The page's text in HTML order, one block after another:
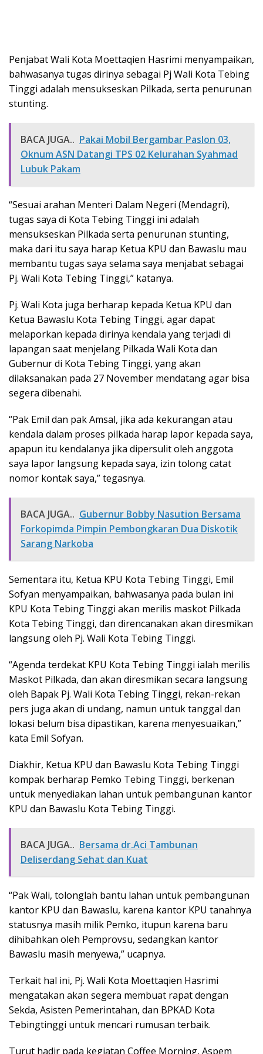
Penjabat Wali Kota Moettaqien Hasrimi menyampaikan,
bahwasanya tugas dirinya sebagai Pj Wali Kota Tebing
Tinggi adalah mensukseskan Pilkada, serta penurunan
stunting.
BACA JUGA.. Pakai Mobil Bergambar Paslon 03,
Oknum ASN Datangi TPS 02 Kelurahan Syahmad
Lubuk Pakam
“Sesuai arahan Menteri Dalam Negeri (Mendagri),
tugas saya di Kota Tebing Tinggi ini adalah
mensukseskan Pilkada serta penurunan stunting,
maka dari itu saya harap Ketua KPU dan Bawaslu mau
membantu tugas saya selama saya menjabat sebagai
Pj. Wali Kota Tebing Tinggi,” katanya.
Pj. Wali Kota juga berharap kepada Ketua KPU dan
Ketua Bawaslu Kota Tebing Tinggi, agar dapat
melaporkan kepada dirinya kendala yang terjadi di
lapangan saat menjelang Pilkada Wali Kota dan
Gubernur di Kota Tebing Tinggi, yang akan
dilaksanakan pada 27 November mendatang agar bisa
segera dibenahi.
“Pak Emil dan pak Amsal, jika ada kekurangan atau
kendala dalam proses pilkada harap lapor kepada saya,
apapun itu kendalanya jika dipersulit oleh anggota
saya lapor langsung kepada saya, izin tolong catat
nomor kontak saya,” tegasnya.
BACA JUGA.. Gubernur Bobby Nasution Bersama
Forkopimda Pimpin Pembongkaran Dua Diskotik
Sarang Narkoba
Sementara itu, Ketua KPU Kota Tebing Tinggi, Emil
Sofyan menyampaikan, bahwasanya pada bulan ini
KPU Kota Tebing Tinggi akan merilis maskot Pilkada
Kota Tebing Tinggi, dan direncanakan akan diresmikan
langsung oleh Pj. Wali Kota Tebing Tinggi.
“Agenda terdekat KPU Kota Tebing Tinggi ialah merilis
Maskot Pilkada, dan akan diresmikan secara langsung
oleh Bapak Pj. Wali Kota Tebing Tinggi, rekan-rekan
pers juga akan di undang, namun untuk tanggal dan
lokasi belum bisa dipastikan, karena menyesuaikan,”
kata Emil Sofyan.
Diakhir, Ketua KPU dan Bawaslu Kota Tebing Tinggi
kompak berharap Pemko Tebing Tinggi, berkenan
untuk menyediakan lahan untuk pembangunan kantor
KPU dan Bawaslu Kota Tebing Tinggi.
BACA JUGA.. Bersama dr.Aci Tambunan
Deliserdang Sehat dan Kuat
“Pak Wali, tolonglah bantu lahan untuk pembangunan
kantor KPU dan Bawaslu, karena kantor KPU tanahnya
statusnya masih milik Pemko, itupun karena baru
dihibahkan oleh Pemprovsu, sedangkan kantor
Bawaslu masih menyewa,” ucapnya.
Terkait hal ini, Pj. Wali Kota Moettaqien Hasrimi
mengatakan akan segera membuat rapat dengan
Sekda, Asisten Pemerintahan, dan BPKAD Kota
Tebingtinggi untuk mencari rumusan terbaik.
Turut hadir pada kegiatan Coffee Morning, Aspem